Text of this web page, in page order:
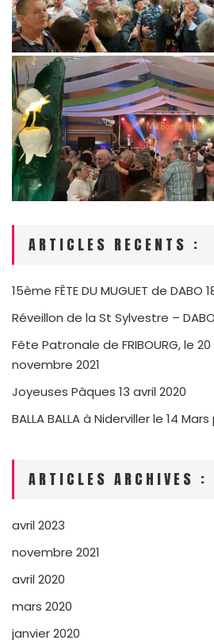
ARTICLES RECENTS :
15ème FÊTE DU MUGUET de DABO
Réveillon de la St Sylvestre – DABO
Fête Patronale de FRIBOURG, le
novembre 2021
Joyeuses Pâques 13 avril 2020
BALLA BALLA à Niderviller le 14
ARTICLES ARCHIVES :
avril 2023
novembre 2021
avril 2020
mars 2020
janvier 2020